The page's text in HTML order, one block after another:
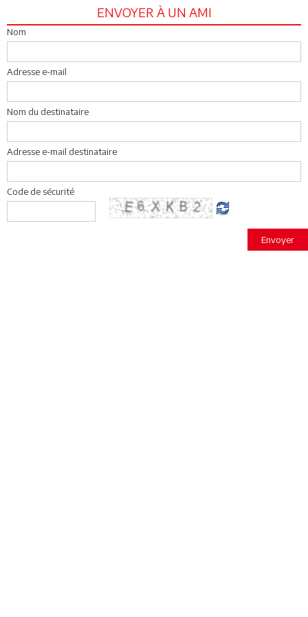
ENVOYER À UN AMI
Nom
Adresse e-mail
Nom du destinataire
Adresse e-mail destinataire
Code de sécurité
Envoyer